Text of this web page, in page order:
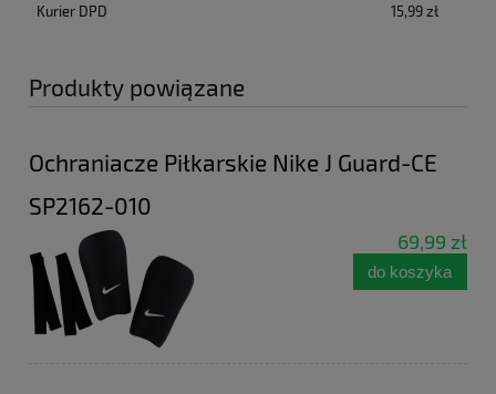
Kurier DPD 15,99 zł
Produkty powiązane
Ochraniacze Piłkarskie Nike J Guard-CE
SP2162-010
69,99 zł
do koszyka